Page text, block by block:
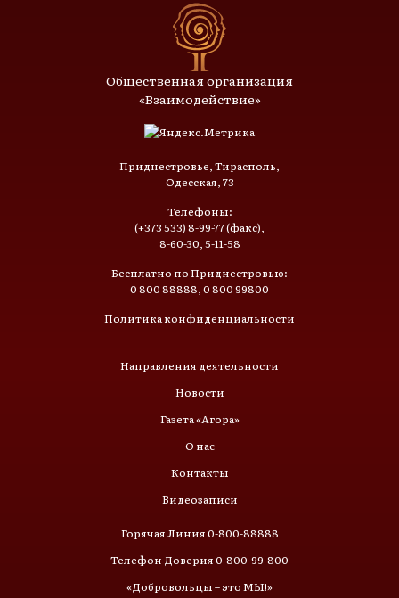
Общественная организация
«Взаимодействие»
Приднестровье, Тирасполь,
Одесская, 73
Телефоны:
(+373 533) 8-99-77 (факс),
8-60-30, 5-11-58
Бесплатно по Приднестровью:
0 800 88888, 0 800 99800
Политика конфиденциальности
Направления деятельности
Новости
Газета «Агора»
О нас
Контакты
Видеозаписи
Горячая Линия 0-800-88888
Телефон Доверия 0-800-99-800
«Добровольцы – это МЫ!»